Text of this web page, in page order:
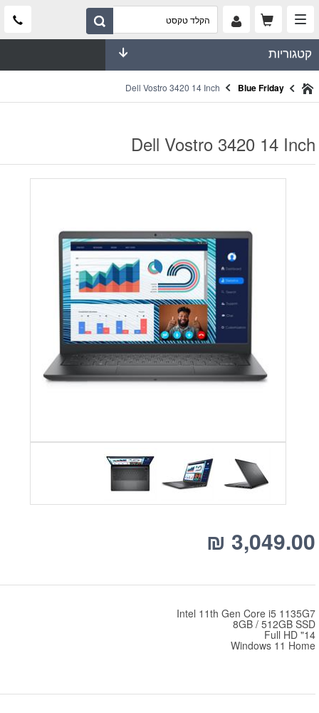
קטגוריות
Blue Friday
Dell Vostro 3420 14 Inch
Dell Vostro 3420 14 Inch
3,049.00
₪
Intel 11th Gen Core i5 1135G7
8GB / 512GB SSD
14" Full HD
Windows 11 Home